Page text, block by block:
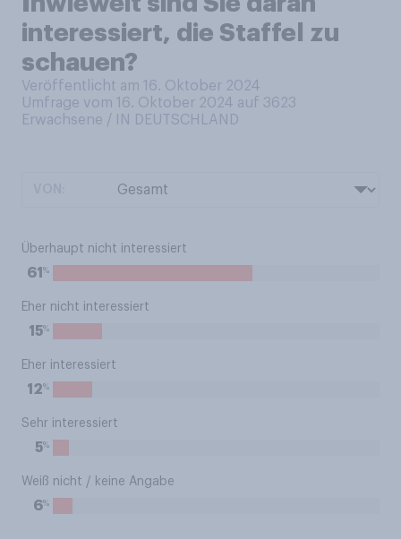
interessiert, die Staffel zu
schauen?
Veröffentlicht am 16. Oktober 2024
Umfrage vom 16. Oktober 2024 auf 3623
Erwachsene / IN DEUTSCHLAND
Überhaupt nicht interessiert
61 %
Eher nicht interessiert
15%
Eher interessiert
12%
Sehr interessiert
5%
Weiß nicht / keine Angabe
6%